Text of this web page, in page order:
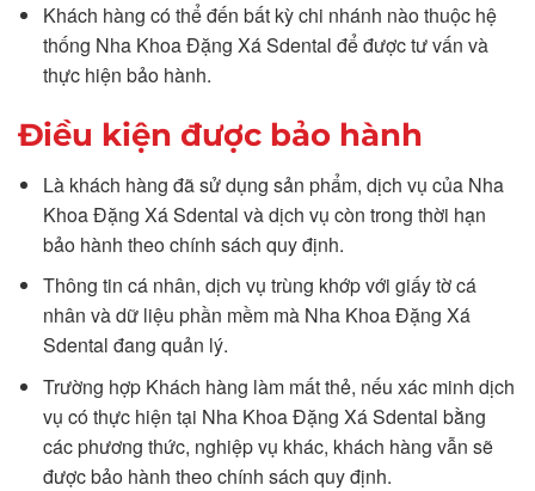
Khách hàng có thể đến bất kỳ chi nhánh nào thuộc hệ
thống Nha Khoa Đặng Xá Sdental để được tư vấn và
thực hiện bảo hành.
Điều kiện được bảo hành
Là khách hàng đã sử dụng sản phẩm, dịch vụ của Nha
Khoa Đặng Xá Sdental và dịch vụ còn trong thời hạn
bảo hành theo chính sách quy định.
Thông tin cá nhân, dịch vụ trùng khớp với giấy tờ cá
nhân và dữ liệu phần mềm mà Nha Khoa Đặng Xá
Sdental đang quản lý.
Trường hợp Khách hàng làm mất thẻ, nếu xác minh dịch
vụ có thực hiện tại Nha Khoa Đặng Xá Sdental bằng
các phương thức, nghiệp vụ khác, khách hàng vẫn sẽ
được bảo hành theo chính sách quy định.